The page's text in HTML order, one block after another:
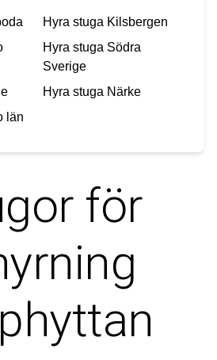
Hyra stuga Kilsbergen
Hyra stuga Södra
Sverige
Hyra stuga Närke
län
för